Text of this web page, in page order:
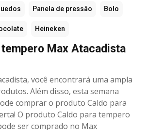
Panela de pressão Bolo
Heineken
tempero Max Atacadista
você encontrará uma ampla
Além disso, esta semana
comprar o produto Caldo para
O produto Caldo para tempero
ser comprado no Max